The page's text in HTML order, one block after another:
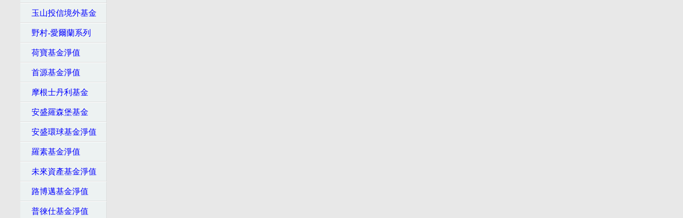
玉山投信境外基金
野村-愛爾蘭系列
荷寶基金淨值
首源基金淨值
摩根士丹利基金
安盛羅森堡基金
安盛環球基金淨值
羅素基金淨值
未來資產基金淨值
路博邁基金淨值
普徠仕基金淨值